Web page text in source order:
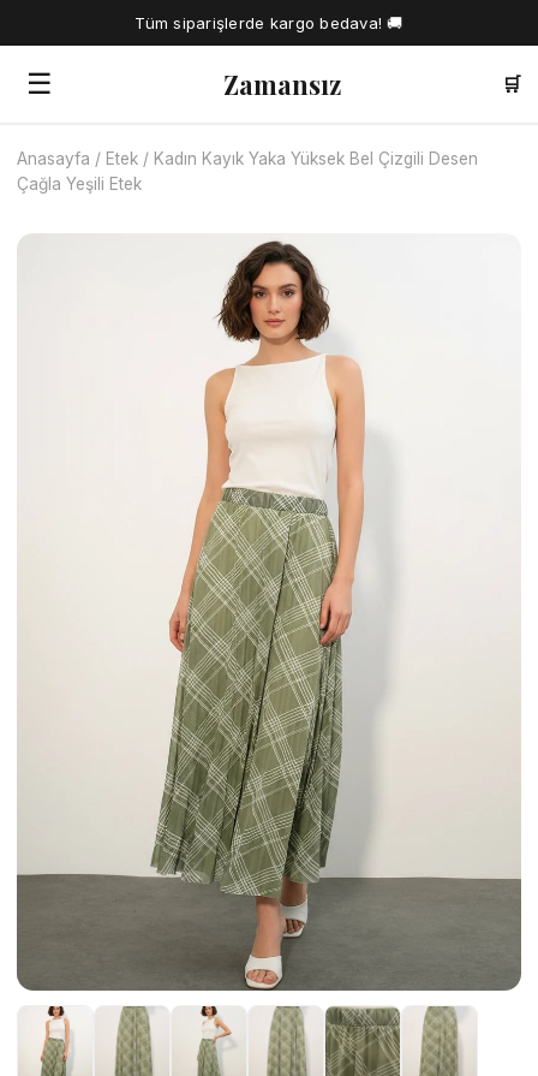
Tüm siparişlerde kargo bedava! 🚚
☰ Zamansız 🛒
🔍
Tüm Ürünler
Anasayfa / Etek / Kadın Kayık Yaka Yüksek Bel Çizgili Desen
Çağla Yeşili Etek